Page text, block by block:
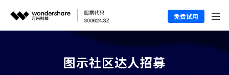
免费试用
图示社区达人招募